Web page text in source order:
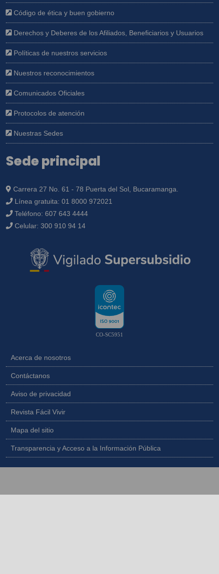
Código de ética y buen gobierno
Derechos y Deberes de los Afiliados, Beneficiarios y Usuarios
Políticas de nuestros servicios
Nuestros reconocimientos
Comunicados Oficiales
Protocolos de atención
Nuestras Sedes
Sede principal
Carrera 27 No. 61 - 78 Puerta del Sol, Bucaramanga.
Línea gratuita: 01 8000 972021
Teléfono: 607 643 4444
Celular: 300 910 94 14
CO-SC5951
Acerca de nosotros
Contáctanos
Aviso de privacidad
Revista Fácil Vivir
Mapa del sitio
Transparencia y Acceso a la Información Pública